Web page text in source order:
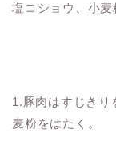
塩コショウ、小
1.豚肉はすじきり
麦粉をはたく。